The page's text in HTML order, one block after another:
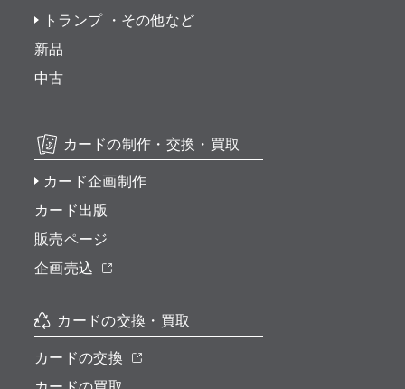
トランプ ・その他など
新品
中古
カードの制作・交換・買取
カード企画制作
カード出版
販売ページ
企画売込
カードの交換・買取
カードの交換